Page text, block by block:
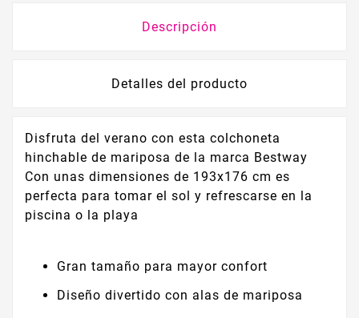
Descripción
Detalles del producto
Disfruta del verano con esta colchoneta
hinchable de mariposa de la marca Bestway
Con unas dimensiones de 193x176 cm es
perfecta para tomar el sol y refrescarse en la
piscina o la playa
Gran tamaño para mayor confort
Diseño divertido con alas de mariposa